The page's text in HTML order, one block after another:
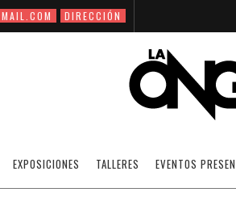
DIRECCIÓN
EXPOSICIONES TALLERES EVENTOS
HOMENAJE A